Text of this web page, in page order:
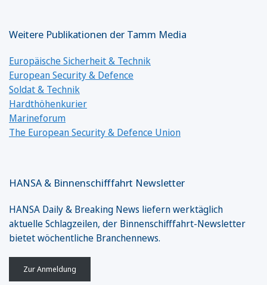
Weitere Publikationen der Tamm Media
Europäische Sicherheit & Technik
European Security & Defence
Soldat & Technik
Hardthöhenkurier
Marineforum
The European Security & Defence Union
HANSA & Binnenschifffahrt Newsletter
HANSA Daily & Breaking News liefern werktäglich
aktuelle Schlagzeilen, der Binnenschifffahrt-Newsletter
bietet wöchentliche Branchennews.
Zur Anmeldung